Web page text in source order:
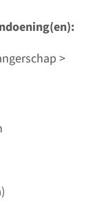
>